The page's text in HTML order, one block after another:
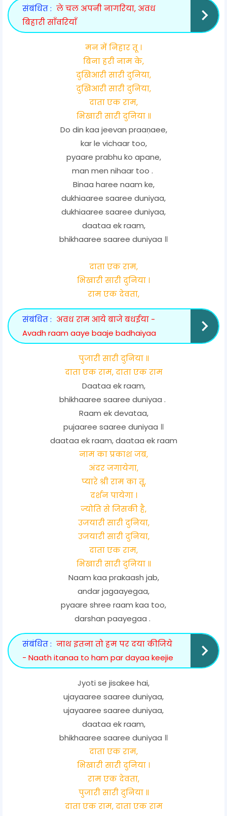
संबंधित : ले चल अपनी नागरिया, अवध
बिहारी साँवरियाँ
मन में निहार तू ।
बिना हरी नाम के,
दुखिआरी सारी दुनिया,
दुखिआरी सारी दुनिया,
दाता एक राम,
भिखारी सारी दुनिया ॥
Do din kaa jeevan praaṇaee,
kar le vichaar too,
pyaare prabhu ko apane,
man men nihaar too .
Binaa haree naam ke,
dukhiaaree saaree duniyaa,
dukhiaaree saaree duniyaa,
daataa ek raam,
bhikhaaree saaree duniyaa ॥
दाता एक राम,
भिखारी सारी दुनिया ।
राम एक देवता,
संबंधित : अवध राम आये बाजे बधईया -
Avadh raam aaye baaje badhaiyaa
पुजारी सारी दुनिया ॥
दाता एक राम, दाता एक राम
Daataa ek raam,
bhikhaaree saaree duniyaa .
Raam ek devataa,
pujaaree saaree duniyaa ॥
daataa ek raam, daataa ek raam
नाम का प्रकाश जब,
अंदर जगायेगा,
प्यारे श्री राम का तू,
दर्शन पायेगा ।
ज्योति से जिसकी है,
उजयारी सारी दुनिया,
उजयारी सारी दुनिया,
दाता एक राम,
भिखारी सारी दुनिया ॥
Naam kaa prakaash jab,
andar jagaayegaa,
pyaare shree raam kaa too,
darshan paayegaa .
संबंधित : नाथ इतना तो हम पर दया कीजिये
- Naath itanaa to ham par dayaa keejie
Jyoti se jisakee hai,
ujayaaree saaree duniyaa,
ujayaaree saaree duniyaa,
daataa ek raam,
bhikhaaree saaree duniyaa ॥
दाता एक राम,
भिखारी सारी दुनिया ।
राम एक देवता,
पुजारी सारी दुनिया ॥
दाता एक राम, दाता एक राम